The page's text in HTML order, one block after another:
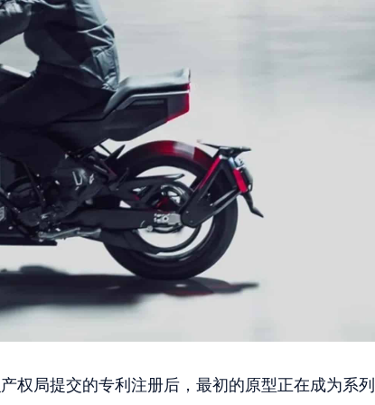
权局提交的专利注册后，最初的原型正在成为系列